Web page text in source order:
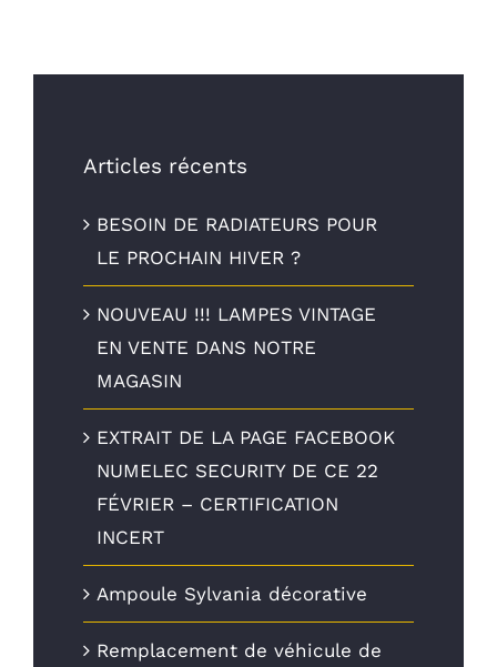
Articles récents
BESOIN DE RADIATEURS POUR
LE PROCHAIN HIVER ?
NOUVEAU !!! LAMPES VINTAGE
EN VENTE DANS NOTRE
MAGASIN
EXTRAIT DE LA PAGE FACEBOOK
NUMELEC SECURITY DE CE 22
FÉVRIER – CERTIFICATION
INCERT
Ampoule Sylvania décorative
Remplacement de véhicule de